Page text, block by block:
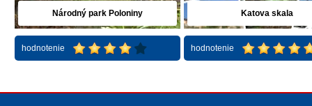
Národný park Poloniny
hodnotenie
Katova skala
hodnotenie